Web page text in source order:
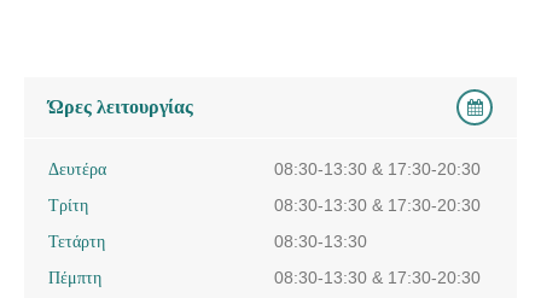
Ώρες λειτουργίας
Δευτέρα
08:30-13:30 & 17:30-20:30
Τρίτη
08:30-13:30 & 17:30-20:30
Τετάρτη
08:30-13:30
Πέμπτη
08:30-13:30 & 17:30-20:30